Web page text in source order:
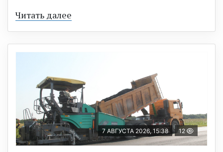
Читать далее
7 АВГУСТА 2026, 15:38 12